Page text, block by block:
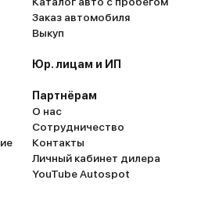
Заказ автомобиля
Выкуп
Юр. лицам и ИП
Партнёрам
О нас
Сотрудничество
Контакты
Личный кабинет дилера
YouTube Autospot